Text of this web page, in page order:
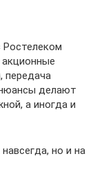
Ростелеком
передача
делают
а иногда и
но и на